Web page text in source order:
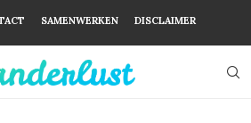
SAMENWERKEN DISCLAIMER